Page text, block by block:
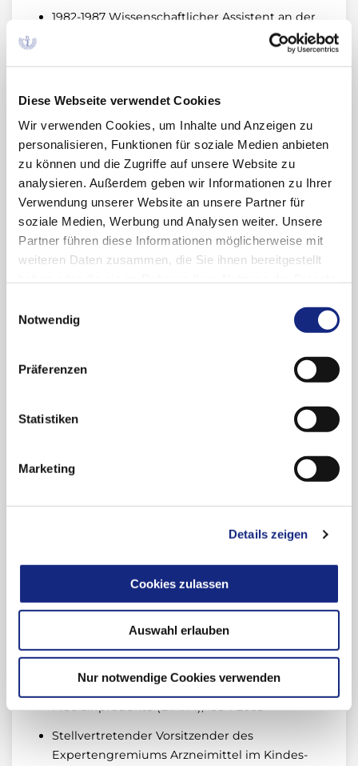
Diese Webseite verwendet Cookies
Wir verwenden Cookies, um Inhalte und Anzeigen zu
personalisieren, Funktionen für soziale Medien anbieten
zu können und die Zugriffe auf unsere Website zu
analysieren. Außerdem geben wir Informationen zu Ihrer
Verwendung unserer Website an unsere Partner für
soziale Medien, Werbung und Analysen weiter. Unsere
Partner führen diese Informationen möglicherweise mit
weiteren Daten zusammen, die Sie ihnen bereitgestellt
Cookies, wenn Sie unsere Webseite weiterhin
Notwendig
Präferenzen
Statistiken
Marketing
Details zeigen
Cookies zulassen
Auswahl erlauben
Nur notwendige Cookies verwenden
1982-1987 Wissenschaftlicher Assistent an der
Universitäts-Kinderklinik Heidelberg (Prof. H.
Pharmakologie
1987 Facharzt für Kinderheilkunde,
Umhabilitation für das Fach Kinderheilkunde
- Klinische Pharmakologie
1987-1993 Professor (C2) für Kinderheilkunde
und ltd. Oberarzt, Abt. Kindernephrologie,
Universitäts-Gesamthochschule - Essen (Prof.
H. Olbing)
1993-1998 Professor (C4) für Kinderheilkunde,
Pädiatrie und Neonatologie der Justus-Liebig-
1998-2019 Professor (C4) für Kinderheilkunde,
Alexander-Universität Erlangen-Nürnberg
Ungarn
Mitglied der Kommission
Arzneimittelsicherheit der Deutschen
Bundesinstitut für Arzneimittel und
Stellvertretender Vorsitzender des
Expertengremiums Arzneimittel im Kindes-